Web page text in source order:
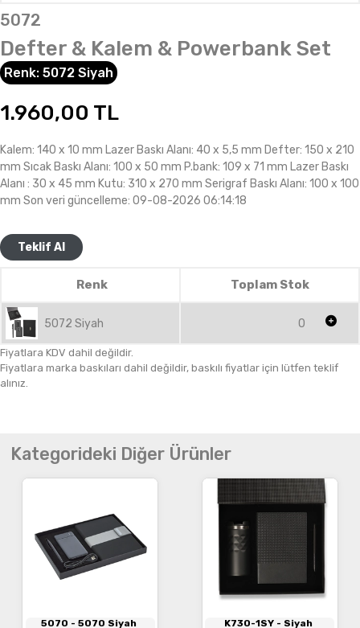
5072
Defter & Kalem & Powerbank Set
Renk: 5072 Siyah
1.960,00 TL
Kalem: 140 x 10 mm Lazer Baskı Alanı: 40 x 5,5 mm Defter: 150 x 210
mm Sıcak Baskı Alanı: 100 x 50 mm P.bank: 109 x 71 mm Lazer Baskı
Alanı : 30 x 45 mm Kutu: 310 x 270 mm Serigraf Baskı Alanı: 100 x 100
mm Son veri güncelleme: 09-08-2026 06:14:18
Teklif Al
Renk Toplam Stok
5072 Siyah 0
Fiyatlara KDV dahil değildir.
Fiyatlara marka baskıları dahil değildir, baskılı fiyatlar için lütfen teklif
alınız.
Kategorideki Diğer Ürünler
5070 - 5070 Siyah
K730-1SY - Siyah